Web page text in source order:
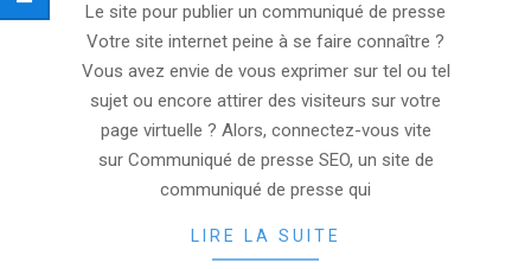
11-Le site pour publier un communiqué de presse
Votre site internet peine à se faire connaître ?
Vous avez envie de vous exprimer sur tel ou tel
sujet ou encore attirer des visiteurs sur votre
page virtuelle ? Alors, connectez-vous vite
sur Communiqué de presse SEO, un site de
communiqué de presse qui
LIRE LA SUITE